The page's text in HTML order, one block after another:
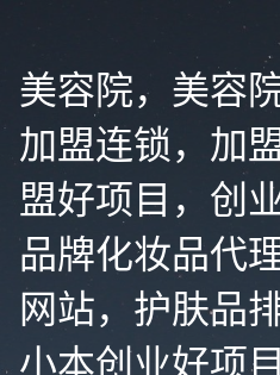
美容院，美容
加盟连锁，加
盟好项目，创
品牌化妆品代
网站，护肤品
小本创业好项